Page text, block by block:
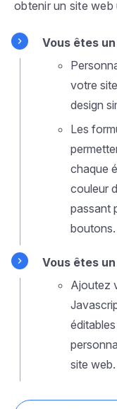
obtenir un site web
Vous êtes
votre
design
Les
chaque
couleur
passant
boutons.
Vous êtes
Ajoutez
site web.